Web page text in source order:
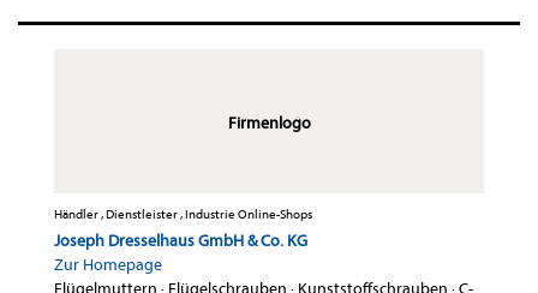
Firmenlogo
Händler , Dienstleister , Industrie Online-Shops
Joseph Dresselhaus GmbH & Co. KG
Zur Homepage